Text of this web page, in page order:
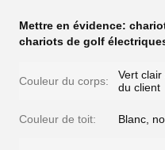
Mettre en évidence:
chariots de golf
Couleur du corps:
Vert
du client
Couleur de toit: Blanc,